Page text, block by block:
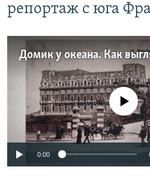
репортаж с юга
No media source
0:00